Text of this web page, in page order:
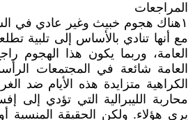
المراجعات
١هناك هجوم خبيث وغير عادي في
مع أنها تنادي بالأساس إلى تلبية
العامة، وربما يكون هذا الهجوم
العامة شائعة في المجتمعات
الكراهية متزايدة هذه الأيام ضد
محاربة الليبرالية التي تؤدي إلى
يرى هؤلاء. ولكن الحقيقة المنسية